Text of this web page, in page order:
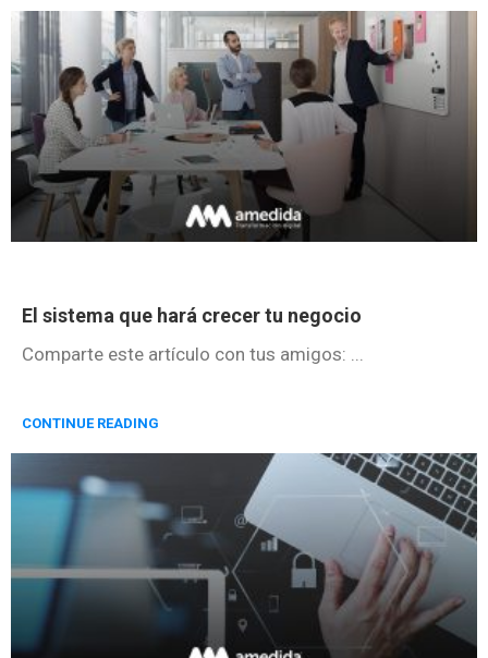
El sistema que hará crecer tu negocio
Comparte este artículo con tus amigos: ...
CONTINUE READING